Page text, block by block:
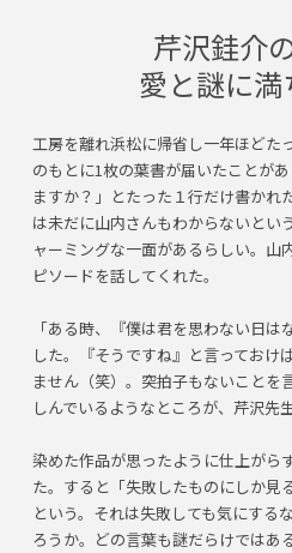
芹沢銈介
愛と謎に満
工房を離れ浜松に帰省し一年ほどた
のもとに1枚の葉書が届いたことが
ますか？」とたった１行だけ書かれ
は未だに山内さんもわからないとい
ャーミングな一面があるらしい。山
ピソードを話してくれた。
「ある時、『僕は君を思わない日
した。『そうですね』と言っておけ
ません（笑）。突拍子もないことを
しんでいるようなところが、芹沢先
染めた作品が思ったように仕上がら
た。すると「失敗したものにしか見
という。それは失敗しても気にする
ろうか。どの言葉も謎だらけではあ